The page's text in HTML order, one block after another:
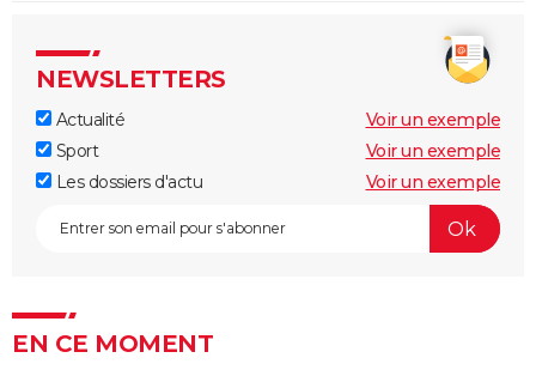
NEWSLETTERS
Actualité
Voir un exemple
Sport
Voir un exemple
Les dossiers d'actu
Voir un exemple
EN CE MOMENT